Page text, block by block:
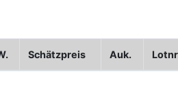
Schätzpreis Auk.